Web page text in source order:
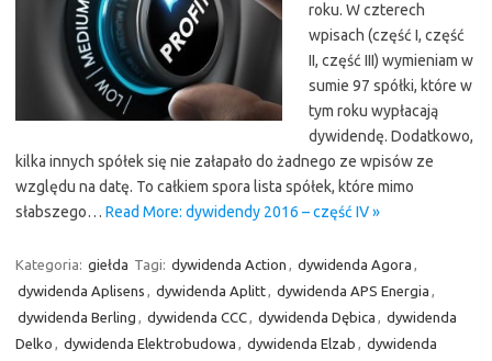
roku. W czterech
wpisach (część I, część
II, część III) wymieniam w
sumie 97 spółki, które w
tym roku wypłacają
dywidendę. Dodatkowo,
kilka innych spółek się nie załapało do żadnego ze wpisów ze
względu na datę. To całkiem spora lista spółek, które mimo
słabszego… Read More: dywidendy 2016 – część IV »
Kategoria: giełda Tagi: dywidenda Action , dywidenda Agora ,
dywidenda Aplisens , dywidenda Aplitt, dywidenda APS Energia ,
dywidenda Berling , dywidenda CCC, dywidenda Dębica , dywidenda
Delko , dywidenda Elektrobudowa , dywidenda Elzab , dywidenda